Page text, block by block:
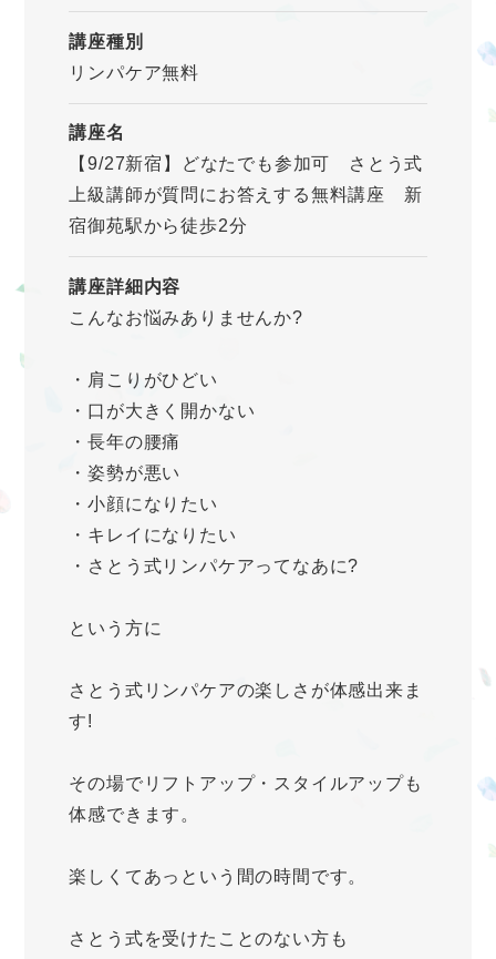
講座種別
リンパケア無料
講座名
【9/27新宿】どなたでも参加可 さとう式
上級講師が質問にお答えする無料講座 新
宿御苑駅から徒歩2分
講座詳細内容
こんなお悩みありませんか?
・肩こりがひどい
・口が大きく開かない
・長年の腰痛
・姿勢が悪い
・小顔になりたい
・キレイになりたい
・さとう式リンパケアってなあに?
という方に
さとう式リンパケアの楽しさが体感出来ま
す!
その場でリフトアップ・スタイルアップも
体感できます。
楽しくてあっという間の時間です。
さとう式を受けたことのない方も